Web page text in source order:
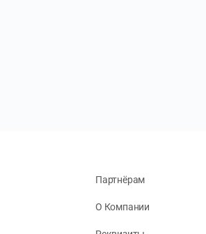
Партнёрам
О Компании